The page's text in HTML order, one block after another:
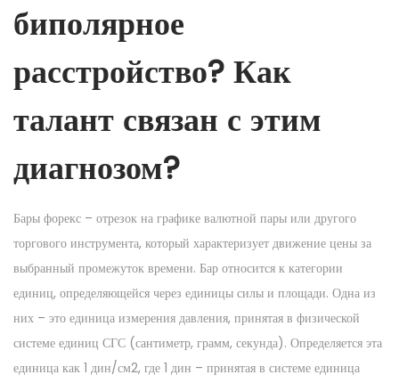
биполярное
расстройство? Как
талант связан с этим
диагнозом?
Бары форекс – отрезок на графике валютной пары или другого
торгового инструмента, который характеризует движение цены за
выбранный промежуток времени. Бар относится к категории
единиц, определяющейся через единицы силы и площади. Одна из
них – это единица измерения давления, принятая в физической
системе единиц СГС (сантиметр, грамм, секунда). Определяется эта
единица как 1 дин/см2, где 1 дин – принятая в системе единица